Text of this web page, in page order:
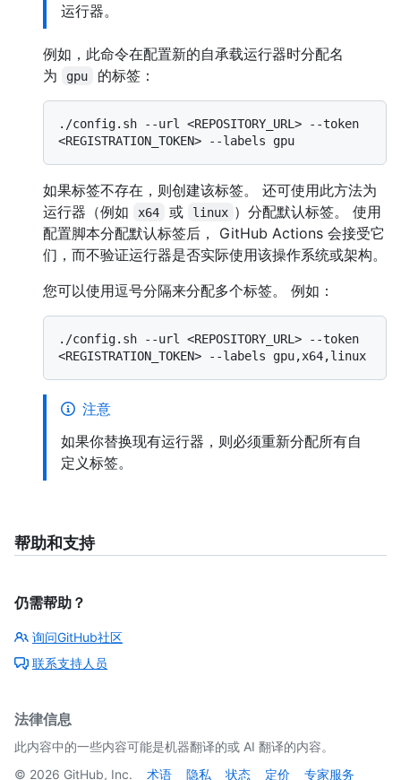
运行器。
例如，此命令在配置新的自承载运行器时分配名
为
gpu 的标签：
./config.sh --url <REPOSITORY_URL> --token
如果标签不存在，则创建该标签。 还可使用此方法为
运行器（例如
x64 或 linux ）分配默认标签。 使用
配置脚本分配默认标签后， GitHub Actions 会接受它
们，而不验证运行器是否实际使用该操作系统或架构。
您可以使用逗号分隔来分配多个标签。 例如：
./config.sh --url <REPOSITORY_URL> --token
注意
如果你替换现有运行器，则必须重新分配所有自
定义标签。
帮助和支持
仍需帮助？
询问GitHub社区
联系支持人员
法律信息
此内容中的一些内容可能是机器翻译的或 AI 翻译的内容。
© 2026 GitHub, Inc. 术语 隐私 状态 定价 专家服务